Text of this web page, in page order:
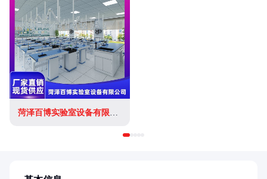
菏泽百博实验室设备有限公司